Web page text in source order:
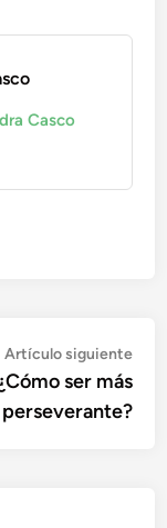
Casco
Artículo siguiente
ser más
perseverante?